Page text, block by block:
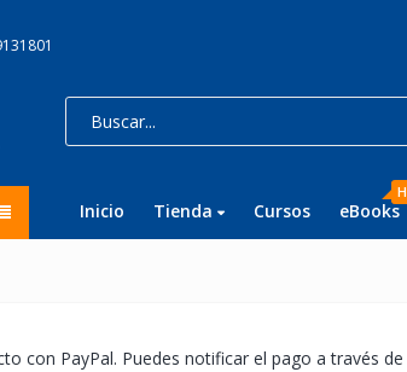
Inicio Tienda Cursos eBooks
con PayPal. Puedes notificar el pago a través